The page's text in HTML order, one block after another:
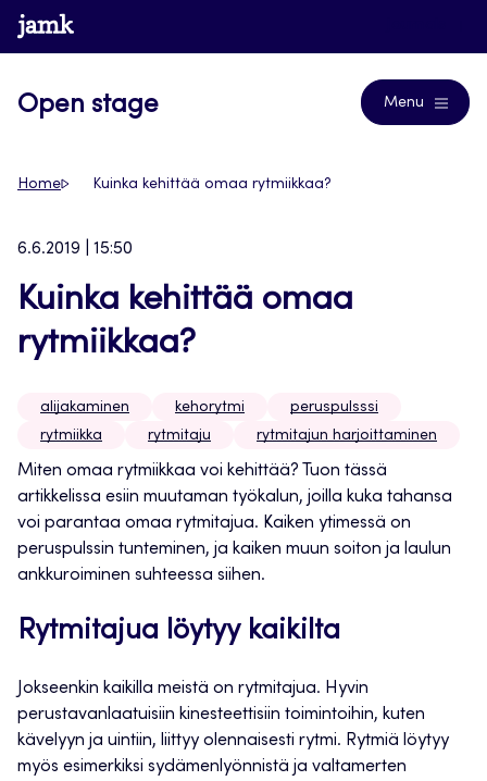
Siirry
suoraan
www.jamk.fi
Open stage Menu
Home Kuinka kehittää omaa rytmiikkaa?
6.6.2019 | 15:50
Kuinka kehittää omaa
rytmiikkaa?
alijakaminen kehorytmi
peruspulsssi
rytmiikka
rytmitaju rytmitajun harjoittaminen
Miten omaa rytmiikkaa voi kehittää? Tuon tässä
artikkelissa esiin muutaman työkalun, joilla kuka tahansa
voi parantaa omaa rytmitajua. Kaiken ytimessä on
peruspulssin tunteminen, ja kaiken muun soiton ja laulun
ankkuroiminen suhteessa siihen.
Rytmitajua löytyy kaikilta
Jokseenkin kaikilla meistä on rytmitajua. Hyvin
perustavanlaatuisiin kinesteettisiin toimintoihin, kuten
kävelyyn ja uintiin, liittyy olennaisesti rytmi. Rytmiä löytyy
myös esimerkiksi sydämenlyönnistä ja valtamerten